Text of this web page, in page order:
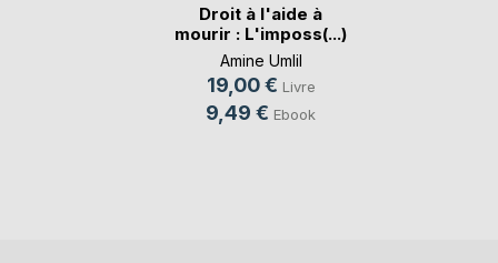
Droit à l'aide à
mourir : L'imposs(...)
Amine Umlil
19,00 € Livre
9,49 € Ebook